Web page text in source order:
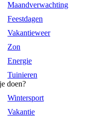
Maandverwachting
Feestdagen
Vakantieweer
Zon
Energie
Tuinieren
doen?
Wintersport
Vakantie